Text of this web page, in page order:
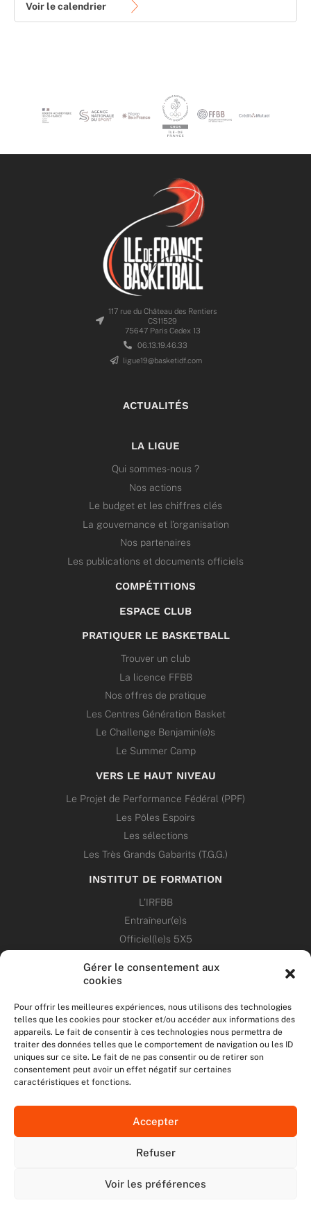
Gérer le consentement aux
cookies
Pour offrir les meilleures expériences, nous utilisons des technologies
telles que les cookies pour stocker et/ou accéder aux informations des
appareils. Le fait de consentir à ces technologies nous permettra de
traiter des données telles que le comportement de navigation ou les ID
uniques sur ce site. Le fait de ne pas consentir ou de retirer son
consentement peut avoir un effet négatif sur certaines
caractéristiques et fonctions.
Accepter
Refuser
Voir les préférences
Voir le calendrier
117 rue du Château des Rentiers
CS11529
75647 Paris Cedex 13
06.13.19.46.33
ligue19@basketidf.com
ACTUALITÉS
LA LIGUE
Qui sommes-nous ?
Nos actions
Le budget et les chiffres clés
La gouvernance et l’organisation
Nos partenaires
Les publications et documents officiels
COMPÉTITIONS
ESPACE CLUB
PRATIQUER LE BASKETBALL
Trouver un club
La licence FFBB
Nos offres de pratique
Les Centres Génération Basket
Le Challenge Benjamin(e)s
Le Summer Camp
VERS LE HAUT NIVEAU
Le Projet de Performance Fédéral (PPF)
Les Pôles Espoirs
Les sélections
Les Très Grands Gabarits (T.G.G.)
INSTITUT DE FORMATION
L’IRFBB
Entraîneur(e)s
Officiel(le)s 5X5
ANNONCES
ÉVÉNEMENTS
NOS RÉSEAUX SOCIAUX
b
T
i
t
I
s
a
u
MENTIONS LÉGALES
DONNÉES PERSONNELLES